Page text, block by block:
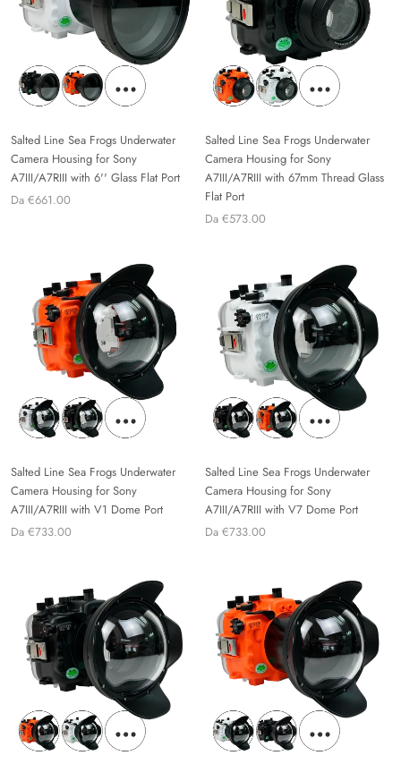
Salted Line Sea Frogs Underwater
Camera Housing for Sony
A7III/A7RIII with 6'' Glass Flat Port
Da €661.00
Salted Line Sea Frogs Underwater
Camera Housing for Sony
A7III/A7RIII with 67mm Thread Glass
Flat Port
Da €573.00
Salted Line Sea Frogs Underwater
Camera Housing for Sony
A7III/A7RIII with V1 Dome Port
Da €733.00
Salted Line Sea Frogs Underwater
Camera Housing for Sony
A7III/A7RIII with V7 Dome Port
Da €733.00